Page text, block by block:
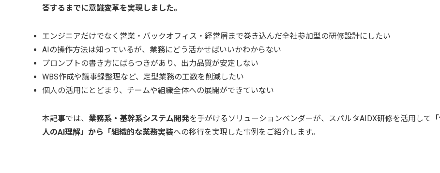
答するまでに意識変革を実現しました。
エンジニアだけでなく営業・バックオフィス・経営層まで巻き込んだ全社参加型の研修設計にしたい
AIの操作方法は知っているが、業務にどう活かせばいいかわからない
プロンプトの書き方にばらつきがあり、出力品質が安定しない
WBS作成や議事録整理など、定型業務の工数を削減したい
個人の活用にとどまり、チームや組織全体への展開ができていない
本記事では、 業務系・基幹系システム開発を手がけるソリューションベンダーが、スパルタAIDX研修を活用して
人のAI理解」から「組織的な業務実装への移行を実現した事例をご紹介します。